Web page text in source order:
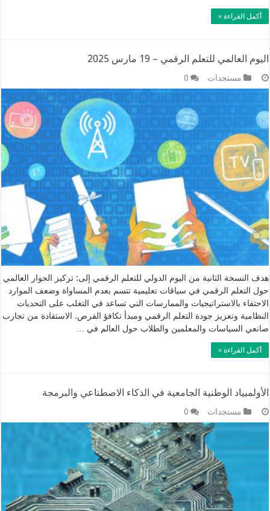
أكمل القراءة »
اليوم العالمي للتعلم الرقمي – 19 مارس 2025
مستجدات 0
هدف النسخة الثانية من اليوم الدولي للتعلم الرقمي إلى: تركيز الحوار العالمي
حول التعلم الرقمي في سياقات تعليمية تتسم بعدم المساواة وضعف الموارد
الاحتفاء بالاستراتيجيات والممارسات التي تساعد في التغلب على التحديات
النظامية وتعزيز جودة التعلم الرقمي ومبدأ تكافؤ الفرص. الاستفادة من تجارب
صانعي السياسات والمعلمين والطلاب حول العالم في …
أكمل القراءة »
الأولمبياد الوطنية الجامعية في الذكاء الاصطناعي والبرمجة
مستجدات 0